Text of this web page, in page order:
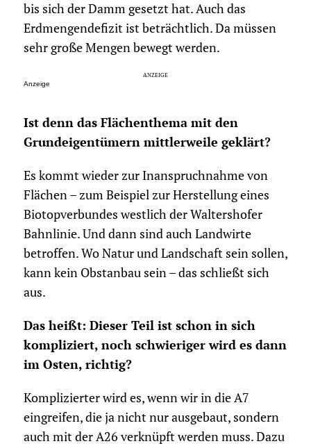
bis sich der Damm gesetzt hat. Auch das
Erdmengendefizit ist beträchtlich. Da müssen
sehr große Mengen bewegt werden.
Anzeige
Ist denn das Flächenthema mit den
Grundeigentümern mittlerweile geklärt?
Es kommt wieder zur Inanspruchnahme von
Flächen – zum Beispiel zur Herstellung eines
Biotopverbundes westlich der Waltershofer
Bahnlinie. Und dann sind auch Landwirte
betroffen. Wo Natur und Landschaft sein sollen,
kann kein Obstanbau sein – das schließt sich
aus.
Das heißt: Dieser Teil ist schon in sich
kompliziert, noch schwieriger wird es dann
im Osten, richtig?
Komplizierter wird es, wenn wir in die A7
eingreifen, die ja nicht nur ausgebaut, sondern
auch mit der A26 verknüpft werden muss. Dazu